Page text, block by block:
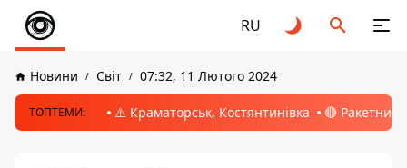
RU
Новини Світ 07:32, 11 Лютого 2024
ТОПТЕМИ: ⚠️ Краматорськ, Костянтинівка 🔴 Ракетний